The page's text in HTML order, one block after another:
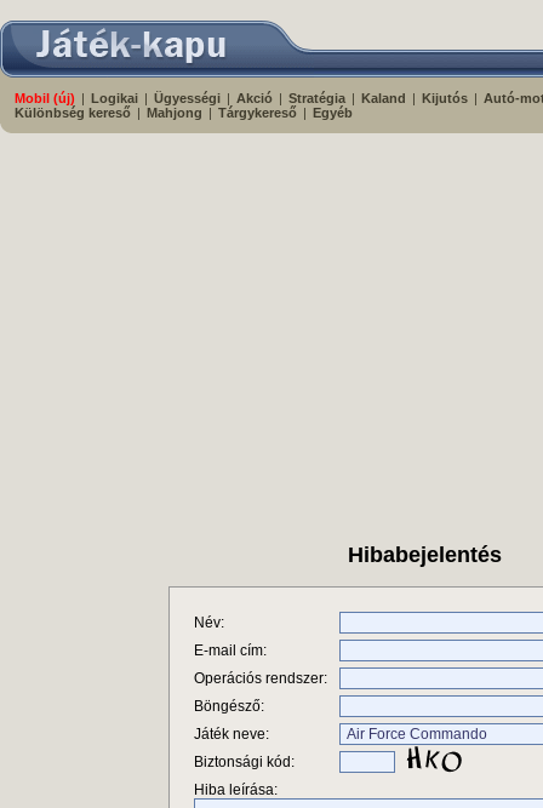
Mobil (új) | Logikai | Ügyességi | Akció | Stratégia | Kaland | Kijutós | Autó-
Különbség kereső | Mahjong | Tárgykereső | Egyéb
Hibabejelentés
Név:
E-mail cím:
Operációs rendszer:
Böngésző:
Játék neve:
Biztonsági kód:
Hiba leírása: